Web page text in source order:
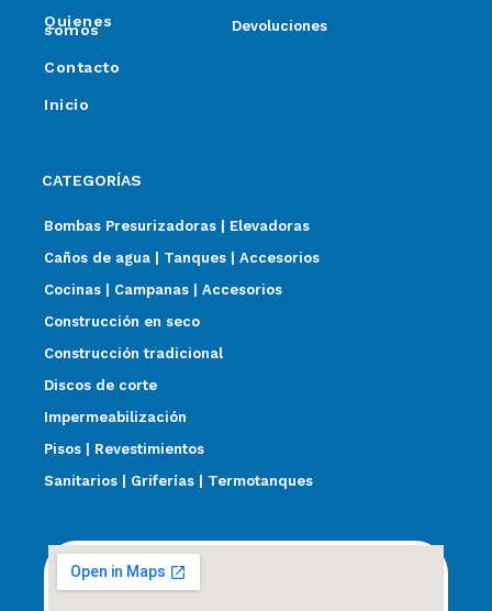
Quienes
somos
Contacto
Inicio
Devoluciones
CATEGORÍAS
Bombas Presurizadoras | Elevadoras
Caños de agua | Tanques | Accesorios
Cocinas | Campanas | Accesorios
Construcción en seco
Construcción tradicional
Discos de corte
Impermeabilización
Pisos | Revestimientos
Sanitarios | Griferías | Termotanques